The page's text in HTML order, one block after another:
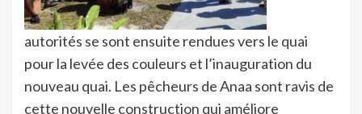
autorités se sont ensuite rendues vers le quai
pour la levée des couleurs et l’inauguration du
nouveau quai. Les pêcheurs de Anaa sont ravis de
cette nouvelle construction qui améliore